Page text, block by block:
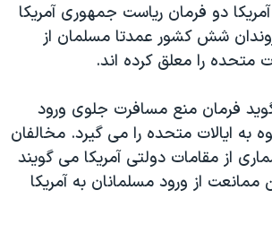
۹۸
آمریکا «سی‌پک»
به چین
دو فرمان ریاست جمهوری آمریکا
شش کشور عمدتا مسلمان از
متحده را معلق کرده اند.
فرمان منع مسافرت جلوی ورود
به ایالات متحده را می گیرد. مخالفان
از مقامات دولتی آمریکا می گویند
از ورود مسلمانان به آمریکا